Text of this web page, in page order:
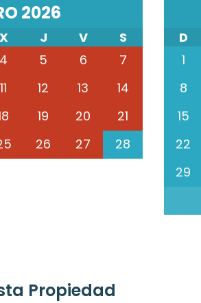
2026
X J V
S
4 5 6
7
11 12 13
14
19 20
21
26 27 28
D
1
8
15
22
29
Propiedad